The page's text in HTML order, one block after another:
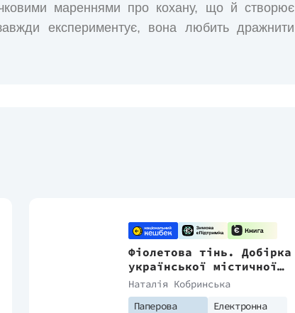
мареннями про кохану, що й створює
експериментує, вона любить дражнити
невідомим, хто ж оповідає цю історію
L монограмою зі старовинної книги, то
із секретним кодом пристрасті.
Фіолетова тінь. Добірка
української містичної
прози
Наталія Кобринська
Паперова
Електронна